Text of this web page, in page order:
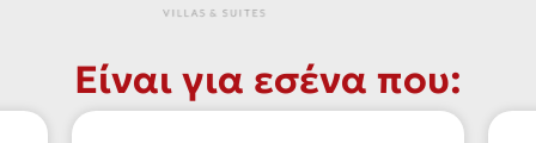
Είναι για εσένα που: